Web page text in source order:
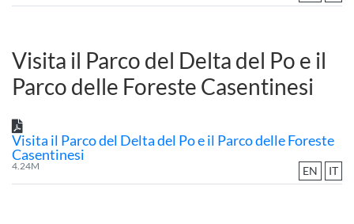
Visita il Parco del Delta del Po e il
Parco delle Foreste Casentinesi
Visita il Parco del Delta del Po e il Parco delle Foreste
Casentinesi
4.24M IT
EN